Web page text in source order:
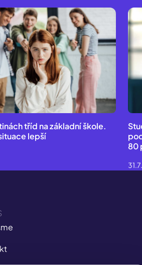
tříd na základní škole.
lepší
80